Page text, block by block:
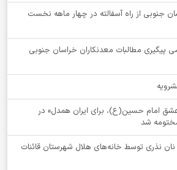
خراسان جنوبی از راه آسفالته در چهار ماهه نخست
مطالبات معدنکاران خراسان جنوبی
عشق امام حسین(ع)، برای ایران همدل» در
شد
هزار قرص نان نذری توسط خانه‌های هلال شهرستان قائنات